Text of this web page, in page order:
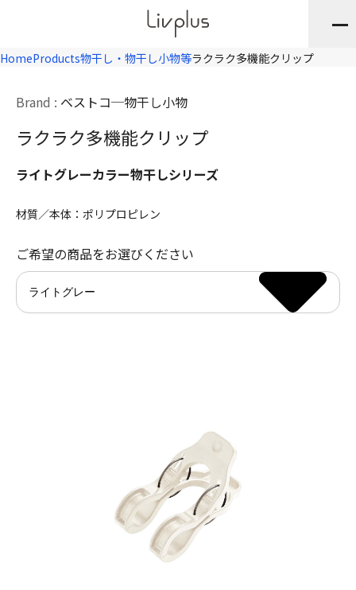
HomeProducts物干し・物干し小物等ラクラク多機能クリップ
Brand : ベストコ 物干し小物
ラクラク多機能クリップ
ライトグレーカラー物干しシリーズ
材質／本体：ポリプロピレン
ご希望の商品をお選びください